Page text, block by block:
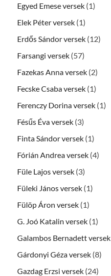
Egyed Emese versek (1)
Elek Péter versek (1)
Erdős Sándor versek (12)
Farsangi versek (57)
Fazekas Anna versek (2)
Fecske Csaba versek (1)
Ferenczy Dorina versek (1)
Fésűs Éva versek (3)
Finta Sándor versek (1)
Fórián Andrea versek (4)
Füle Lajos versek (3)
Füleki János versek (1)
Fülöp Áron versek (1)
G. Joó Katalin versek (1)
Galambos Bernadett versek
Gárdonyi Géza versek (8)
Gazdag Erzsi versek (24)